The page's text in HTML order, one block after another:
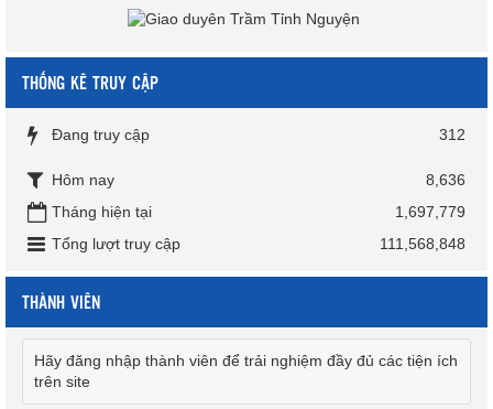
THỐNG KÊ TRUY CẬP
Đang truy cập 312
Hôm nay
8,636
Tháng hiện tại
1,697,779
Tổng lượt truy cập
111,568,848
THÀNH VIÊN
Hãy đăng nhập thành viên để trải nghiệm đầy đủ các tiện ích
trên site